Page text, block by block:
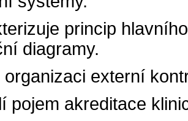
princip
diagramy.
organizaci externí
pojem akreditace